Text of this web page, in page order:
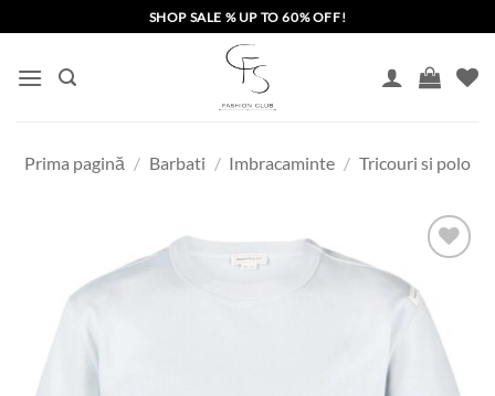
to
content
SHOP SALE % UP TO 60% OFF!
Prima pagină / Barbati / Imbracaminte / Tricouri si polo